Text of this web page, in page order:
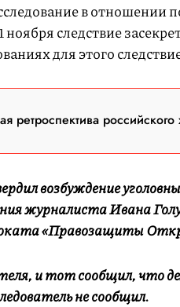
в отношении
следствие
для этого
ретроспектива
возбуждение
журналиста Ивана
«Правозащиты
и тот сообщил, что
не сообщил.